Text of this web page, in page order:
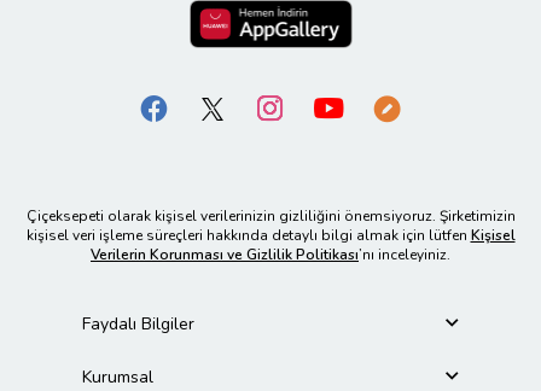
Çiçeksepeti olarak kişisel verilerinizin gizliliğini önemsiyoruz. Şirketimizin
kişisel veri işleme süreçleri hakkında detaylı bilgi almak için lütfen Kişisel
Verilerin Korunması ve Gizlilik Politikası’nı inceleyiniz.
Faydalı Bilgiler
Kurumsal